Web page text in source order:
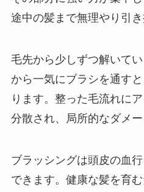
途中の髪まで無理やり引き
毛先から少しずつ解いて
から一気にブラシを通す
ります。整った毛流れに
分散され、局所的なダメー
ブラッシングは頭皮の血
できます。健康な髪を育